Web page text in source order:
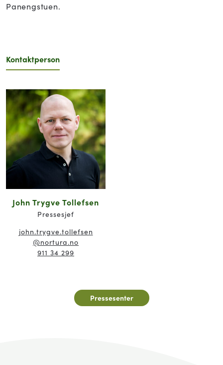
Panengstuen.
Kontaktperson
John Trygve Tollefsen
Pressesjef
john.trygve.tollefsen
@nortura.no
911 34 299
Pressesenter